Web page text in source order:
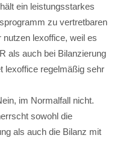
ein leistungsstarkes
zu vertretbaren
lexoffice, weil es
als auch bei Bilanzierung
lexoffice regelmäßig sehr
im Normalfall nicht.
sowohl die
als auch die Bilanz mit